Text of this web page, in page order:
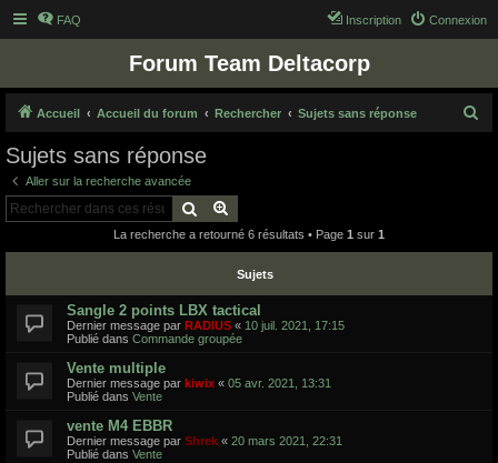
FAQ Connexion
Inscription
Forum Team Deltacorp
Accueil Accueil du forum Rechercher Sujets sans réponse
h
Sujets sans réponse
Aller sur la recherche avancée
Rechercher
La recherche a retourné 6 résultats • Page 1 sur 1
Sujets
Sangle 2 points LBX tactical
Dernier message par RADIUS « 10 juil. 2021, 17:15
Publié dans Commande groupée
Vente multiple
Dernier message par kiwix « 05 avr. 2021, 13:31
Publié dans Vente
vente M4 EBBR
Dernier message par Shrek « 20 mars 2021, 22:31
Publié dans Vente